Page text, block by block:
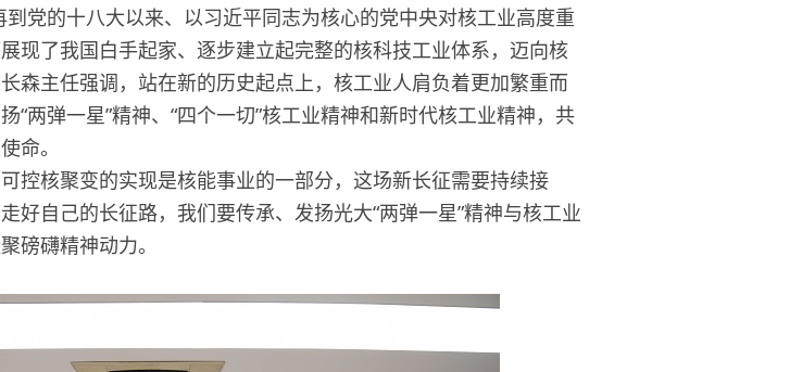
到党的十八大以来、以习近平同志为核心的党中央对核工业高度重
现了我国白手起家、逐步建立起完整的核科技工业体系，迈向核
森主任强调，站在新的历史起点上，核工业人肩负着更加繁重而
“两弹一星”精神、“四个一切”核工业精神和新时代核工业精神，共
命。
核聚变的实现是核能事业的一部分，这场新长征需要持续接
好自己的长征路，我们要传承、发扬光大“两弹一星”精神与核工业
磅礴精神动力。